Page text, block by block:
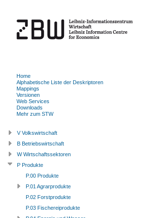
Home
Alphabetische Liste der Deskriptoren
Mappings
Versionen
Web Services
Downloads
Mehr zum STW
V Volkswirtschaft
B Betriebswirtschaft
W Wirtschaftssektoren
P Produkte
P.00 Produkte
P.01 Agrarprodukte
P.02 Forstprodukte
P.03 Fischereiprodukte